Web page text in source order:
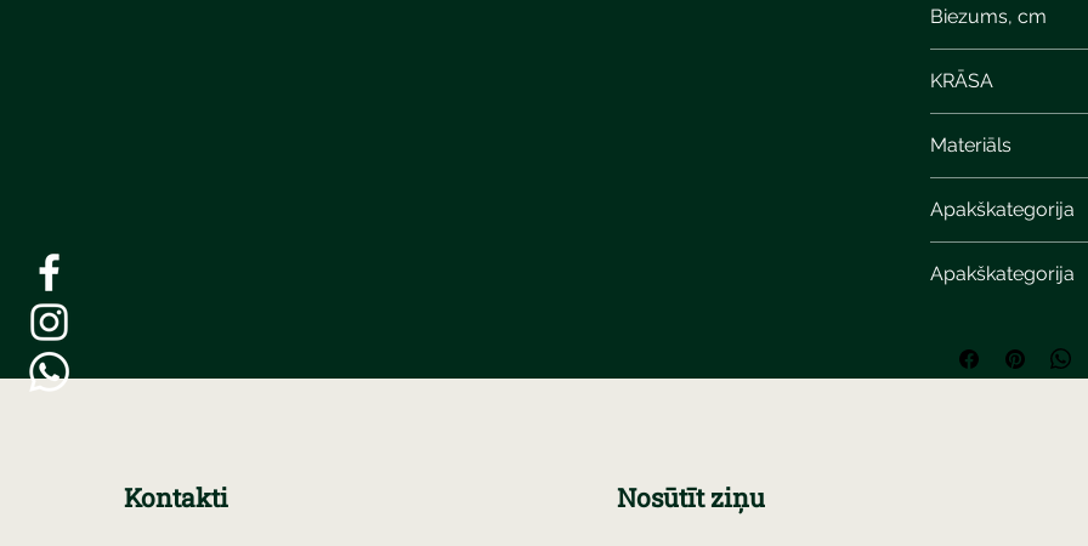
Biezums, cm
KRĀSA
Materiāls
Apakškategorija
Apakškategorija
Kontakti Nosūtīt ziņu